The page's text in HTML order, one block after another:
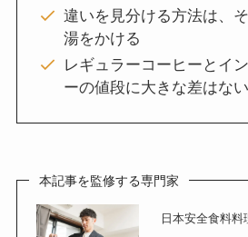
違いを見分ける方法は、
湯をかける
レギュラーコーヒーとイ
ーの値段に大きな差はない
本記事を監修する専門家
日本安全食料